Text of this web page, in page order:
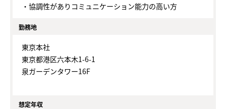
・協調性がありコミュニケーション能力の高い方
勤務地
東京本社
東京都港区六本木1-6-1
泉ガーデンタワー16F
想定年収